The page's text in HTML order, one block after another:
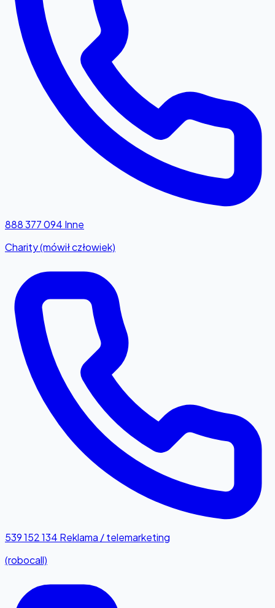
888 377 094 Inne
Charity (mówił człowiek)
539 152 134 Reklama / telemarketing
(robocall)